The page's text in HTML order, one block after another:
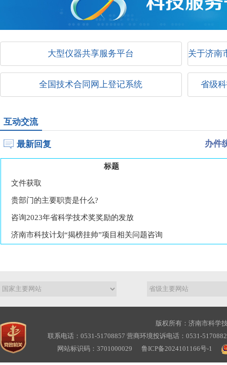
大型仪器共享服务平台 关于济南
全国技术合同网上登记系统 省级
互动交流
最新回复
版权所有：济南市科学
联系电话：0531-51708857 营商环境投诉电话：0531-
网站标识码：3701000029
鲁ICP备2024101166号-1